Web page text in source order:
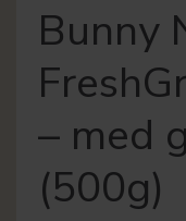
Bunny
– med
(500g)